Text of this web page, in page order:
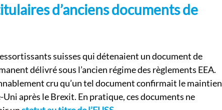
d’anciens documents de
suisses qui détenaient un document de
délivré sous l’ancien régime des règlements EEA.
cru qu’un tel document confirmait le maintien
après le Brexit. En pratique, ces documents ne